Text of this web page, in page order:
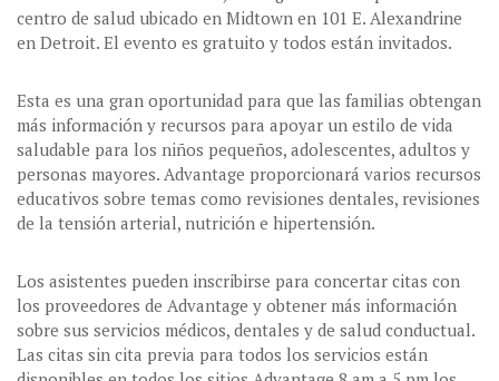
centro de salud ubicado en Midtown en 101 E. Alexandrine
en Detroit. El evento es gratuito y todos están invitados.
Esta es una gran oportunidad para que las familias obtengan
más información y recursos para apoyar un estilo de vida
saludable para los niños pequeños, adolescentes, adultos y
personas mayores. Advantage proporcionará varios recursos
educativos sobre temas como revisiones dentales, revisiones
de la tensión arterial, nutrición e hipertensión.
Los asistentes pueden inscribirse para concertar citas con
los proveedores de Advantage y obtener más información
sobre sus servicios médicos, dentales y de salud conductual.
Las citas sin cita previa para todos los servicios están